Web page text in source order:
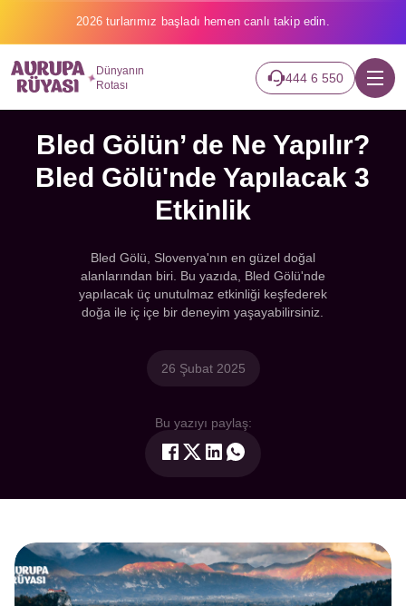
2026 turlarımız başladı hemen canlı takip edin.
Dünyanın
Rotası
444 6 550
Bled Gölün’ de Ne Yapılır?
Bled Gölü'nde Yapılacak 3
Etkinlik
Bled Gölü, Slovenya'nın en güzel doğal
alanlarından biri. Bu yazıda, Bled Gölü'nde
yapılacak üç unutulmaz etkinliği keşfederek
doğa ile iç içe bir deneyim yaşayabilirsiniz.
26 Şubat 2025
Bu yazıyı paylaş: